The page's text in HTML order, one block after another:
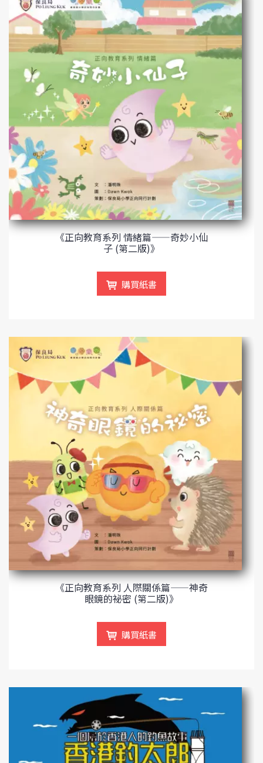
《正向教育系列 情緒篇——奇妙小仙
子 (第二版)》
購買紙書
《正向教育系列 人際關係篇——神奇
眼鏡的祕密 (第二版)》
購買紙書